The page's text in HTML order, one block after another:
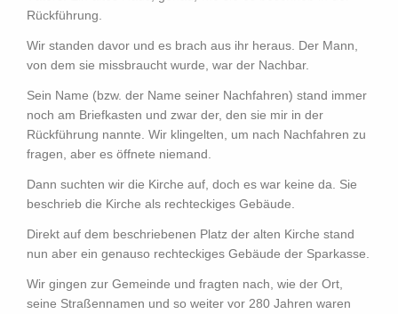
Rückführung.
Wir standen davor und es brach aus ihr heraus. Der Mann,
von dem sie missbraucht wurde, war der Nachbar.
Sein Name (bzw. der Name seiner Nachfahren) stand immer
noch am Briefkasten und zwar der, den sie mir in der
Rückführung nannte. Wir klingelten, um nach Nachfahren zu
fragen, aber es öffnete niemand.
Dann suchten wir die Kirche auf, doch es war keine da. Sie
beschrieb die Kirche als rechteckiges Gebäude.
Direkt auf dem beschriebenen Platz der alten Kirche stand
nun aber ein genauso rechteckiges Gebäude der Sparkasse.
Wir gingen zur Gemeinde und fragten nach, wie der Ort,
seine Straßennamen und so weiter vor 280 Jahren waren